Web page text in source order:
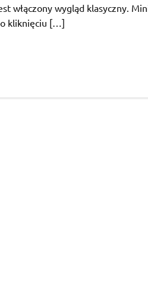
włączony wygląd klasyczny.
kliknięciu […]